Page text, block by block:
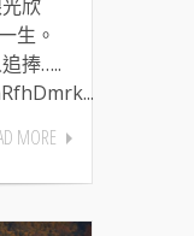
欣
生。
捧…..
MORE